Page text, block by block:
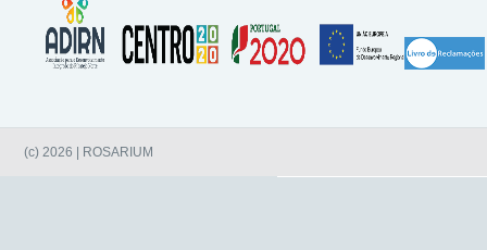
(c) 2026 | ROSARIUM